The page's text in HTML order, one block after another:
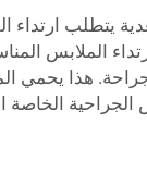
يتطلب ارتداء
الملابس
هذا يحمي